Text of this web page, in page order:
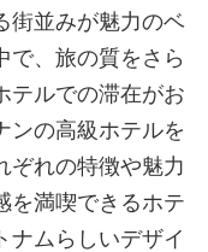
街並みが魅力のベ
で、旅の質をさら
テルでの滞在がお
ンの高級ホテルを
ぞれの特徴や魅力
を満喫できるホテ
ナムらしいデザイ